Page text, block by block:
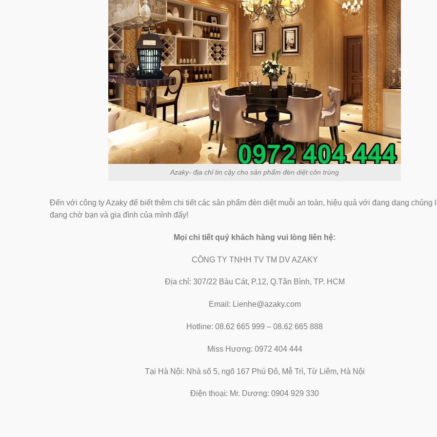
Azaky- địa chỉ tin cậy cho sản phẩm đèn diệt côn trùng
Đến với công ty Azaky để biết thêm chi tiết các sản phẩm đèn diệt muỗi an toàn, hiệu quả với đang dạng chủng
đang chờ bạn và gia đình của mình đấy!
Mọi chi tiết quý khách hàng vui lòng liên hệ:
CÔNG TY TNHH TV TM DV AZAKY
Địa chỉ: 307/22 Bàu Cát, P.12, Q.Tân Bình, TP. HCM
Email: Lienhe@azaky.com
Hotline: 08.62 665 999 – 08.62 665 888
Miss Hương: 0972 404 444
Tại Hà Nội: Nhà số 5, ngõ 167 Phú Đô, Mễ Trì, Từ Liêm, Hà Nội
Điện thoại: Mr. Dương: 0904 929 330